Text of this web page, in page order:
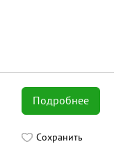
Подробнее
Сохранить